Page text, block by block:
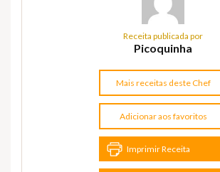
Receita publicada por
Picoquinha
Mais receitas deste Chef
Adicionar aos favoritos
Imprimir Receita